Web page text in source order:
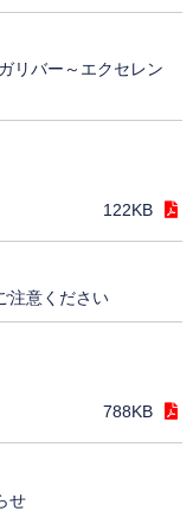
リバー～エクセレン
122KB
注意ください
788KB
せ